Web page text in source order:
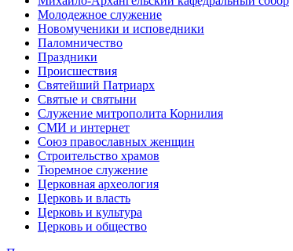
Молодежное служение
Новомученики и исповедники
Паломничество
Праздники
Происшествия
Святейший Патриарх
Святые и святыни
Служение митрополита Корнилия
СМИ и интернет
Союз православных женщин
Строительство храмов
Тюремное служение
Церковная археология
Церковь и власть
Церковь и культура
Церковь и общество